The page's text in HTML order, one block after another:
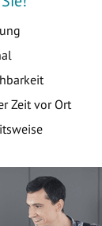
Zeit vor Ort